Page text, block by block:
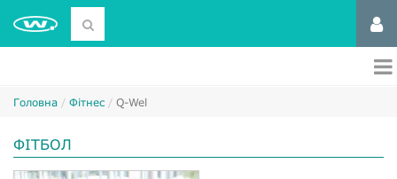
Головна Фітнес Q-Wel
ФІТБОЛ